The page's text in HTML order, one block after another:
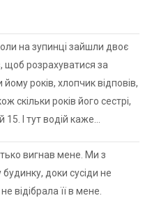
на зупинці зайшли двоє
щоб розрахуватися за
йому років, хлопчик відповів,
скільки років його сестрі,
15. І тут водій каже…
вигнав мене. Ми з
доки сусіди не
відібрала її в мене.